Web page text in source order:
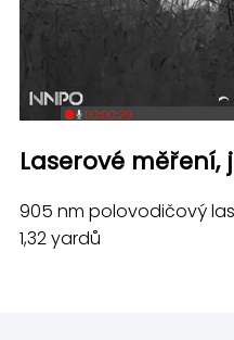
Laserové
905 nm polovodičový
1,32 yardů